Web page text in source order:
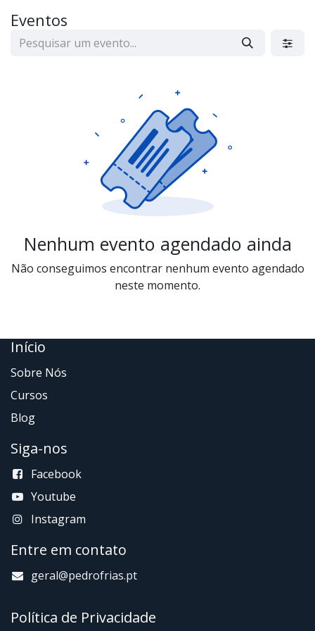
Eventos
Nenhum evento agendado ainda
Não conseguimos encontrar nenhum evento agendado
neste momento.
Início
Sobre Nós
Cursos
Blog
Siga-nos
Facebook
Youtube
Instagram
Entre em contato
geral@pedrofrias.pt
Política de Privacidade